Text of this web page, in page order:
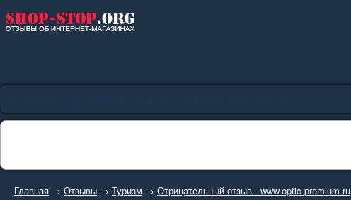
Главная → Отзывы → Туризм → Отрицательный отзыв - www.optic-premium.ru